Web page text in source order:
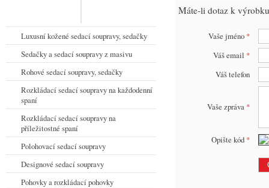
Máte-li dotaz k
Vaše jméno *
Váš email *
Váš telefon
Vaše zpráva *
Opište kód *
Luxusní kožené sedací soupravy, sedačky
Sedačky a sedací soupravy z masivu
Rohové sedací soupravy, sedačky
Rozkládací sedací soupravy na každodenní
spaní
Rozkládací sedací soupravy na
příležitostné spaní
Polohovací sedací soupravy
Designové sedací soupravy
Pohovky a rozkládací pohovky